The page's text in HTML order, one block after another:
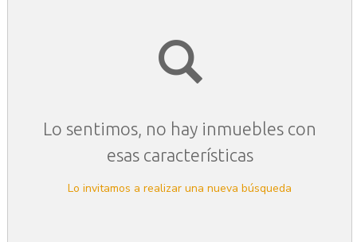
Lo sentimos, no hay inmuebles con
esas características
Lo invitamos a realizar una nueva búsqueda